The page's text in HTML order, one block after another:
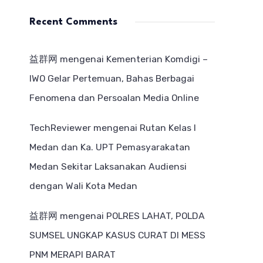
Recent Comments
益群网 mengenai Kementerian Komdigi –
IWO Gelar Pertemuan, Bahas Berbagai
Fenomena dan Persoalan Media Online
TechReviewer mengenai Rutan Kelas I
Medan dan Ka. UPT Pemasyarakatan
Medan Sekitar Laksanakan Audiensi
dengan Wali Kota Medan
益群网 mengenai POLRES LAHAT, POLDA
SUMSEL UNGKAP KASUS CURAT DI MESS
PNM MERAPI BARAT